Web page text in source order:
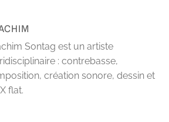
Sontag est un artiste
: contrebasse,
création sonore, dessin et
flat.